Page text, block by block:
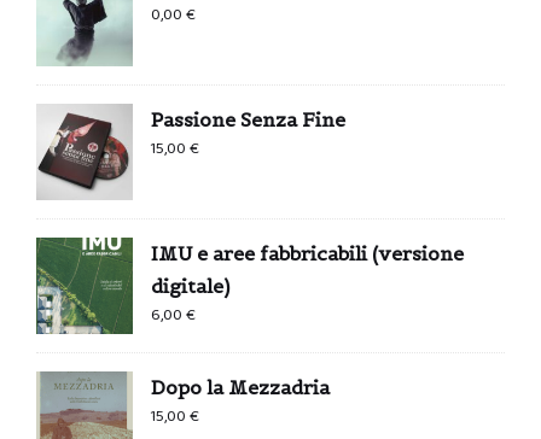
0,00€
Passione Senza Fine
15,00€
IMU e aree fabbricabili (versione
digitale)
6,00€
Dopo la Mezzadria
15,00€